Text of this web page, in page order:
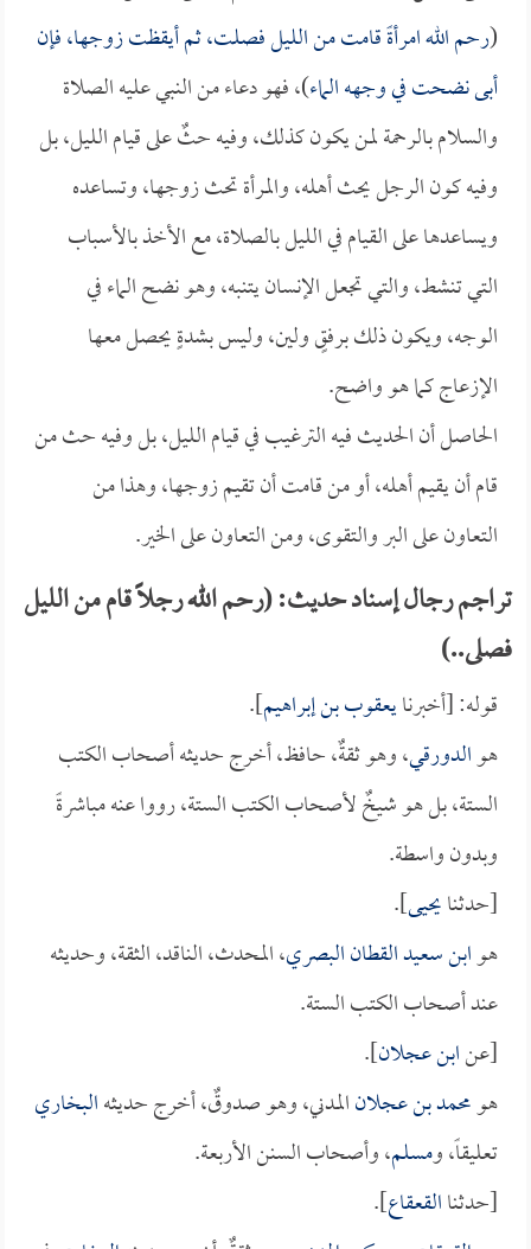
(رحم الله امرأةً قامت من الليل فصلت، ثم أيقظت زوجها، فإن
أبى نضحت في وجهه الماء)، فهو دعاء من النبي عليه الصلاة
والسلام بالرحمة لمن يكون كذلك، وفيه حثٌ على قيام الليل، بل
وفيه كون الرجل يحث أهله، والمرأة تحث زوجها، وتساعده
ويساعدها على القيام في الليل بالصلاة، مع الأخذ بالأسباب
التي تنشط، والتي تجعل الإنسان يتنبه، وهو نضح الماء في
الوجه، ويكون ذلك برفقٍ ولين، وليس بشدةٍ يحصل معها
الإزعاج كما هو واضح.
الحاصل أن الحديث فيه الترغيب في قيام الليل، بل وفيه حث من
قام أن يقيم أهله، أو من قامت أن تقيم زوجها، وهذا من
التعاون على البر والتقوى، ومن التعاون على الخير.
تراجم رجال إسناد حديث: (رحم الله رجلاً قام من الليل
فصلى..)
قوله: [أخبرنايعقوب بن إبراهيم].
هوالدورقي، وهو ثقةٌ، حافظ، أخرج حديثه أصحاب الكتب
الستة، بل هو شيخٌ لأصحاب الكتب الستة، رووا عنه مباشرةً
وبدون واسطة.
[حدثنايحيى].
هوابن سعيد القطان البصري، المحدث، الناقد، الثقة، وحديثه
عند أصحاب الكتب الستة.
[عنابن عجلان].
هومحمد بن عجلانالمدني، وهو صدوقٌ، أخرج حديثهالبخاري
تعليقاً، ومسلم، وأصحاب السنن الأربعة.
[حدثناالقعقاع].